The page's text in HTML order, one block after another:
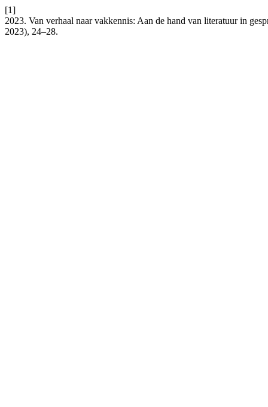
[1]
2023. Van verhaal naar vakkennis: Aan de hand van literatuur in
2023), 24–28.